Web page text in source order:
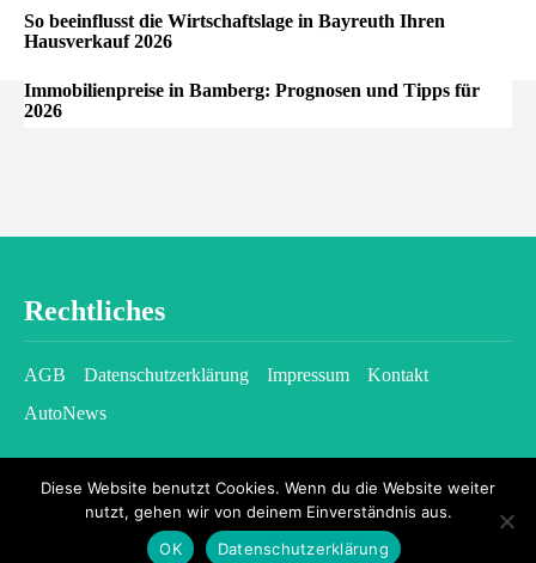
So beeinflusst die Wirtschaftslage in Bayreuth Ihren
Hausverkauf 2026
Immobilienpreise in Bamberg: Prognosen und Tipps für
2026
Rechtliches
AGB Datenschutzerklärung Impressum
Kontakt
AutoNews
2026 © kfzgazette.com - All rights reserved.
Diese Website benutzt Cookies. Wenn du die Website weiter
nutzt, gehen wir von deinem Einverständnis aus.
OK
Datenschutzerklärung